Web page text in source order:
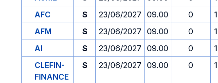
AFC
S 23/06/2027 09.00 0
AFM
S 23/06/2027 09.00 0
AI
S 23/06/2027 09.00 0
CLEFIN-
FINANCE
S 23/06/2027 09.00 0